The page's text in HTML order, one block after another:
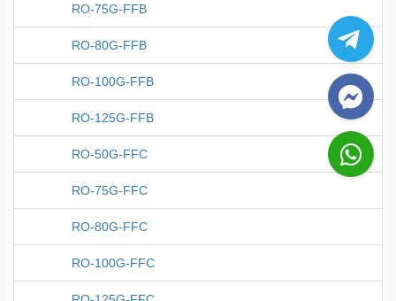
RO-75G-FFB
RO-80G-FFB
RO-100G-FFB
RO-125G-FFB
RO-50G-FFC
RO-75G-FFC
RO-80G-FFC
RO-100G-FFC